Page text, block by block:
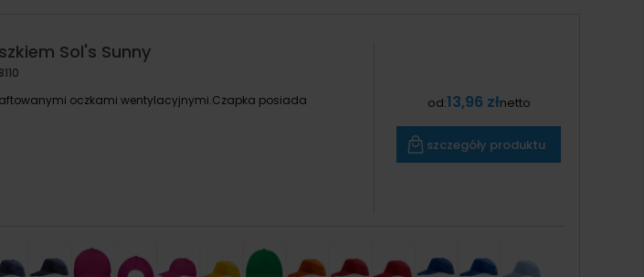
Sol's Sunny
oczkami wentylacyjnymi.Czapka posiada
od:13,96 złnetto
szczegóły produktu